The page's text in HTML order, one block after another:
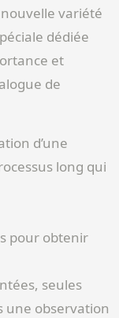
variété
dédiée
et
de
d’une
long qui
pour obtenir
seules
une observation